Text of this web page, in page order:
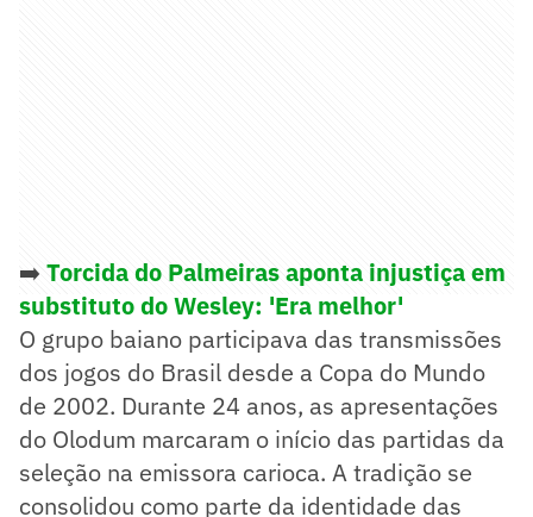
➡️ Torcida do Palmeiras aponta injustiça em
substituto do Wesley: 'Era melhor'
O grupo baiano participava das transmissões
dos jogos do Brasil desde a Copa do Mundo
de 2002. Durante 24 anos, as apresentações
do Olodum marcaram o início das partidas da
seleção na emissora carioca. A tradição se
consolidou como parte da identidade das